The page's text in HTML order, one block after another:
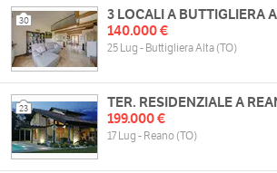
30
3 LOCALI A BUTTIGLIERA
140.000 €
25 Lug - Buttigliera Alta (TO)
23
TER. RESIDENZIALE A
199.000 €
17 Lug - Reano (TO)